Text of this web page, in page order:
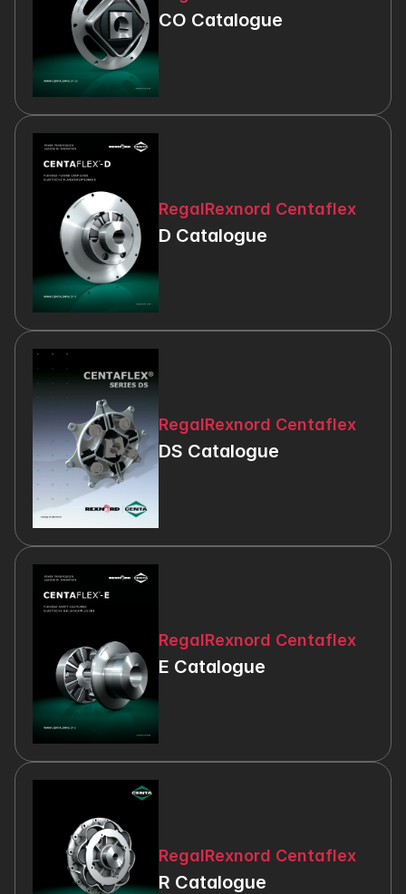
CO Catalogue
RegalRexnord Centaflex
D Catalogue
RegalRexnord Centaflex
DS Catalogue
RegalRexnord Centaflex
E Catalogue
RegalRexnord Centaflex
R Catalogue